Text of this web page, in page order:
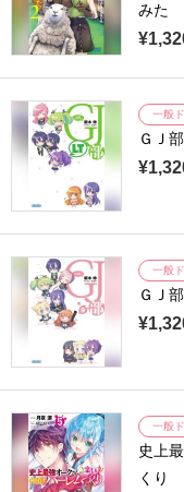
みた
一般
ＧＪ
一般
ＧＪ
一般
史上
くり